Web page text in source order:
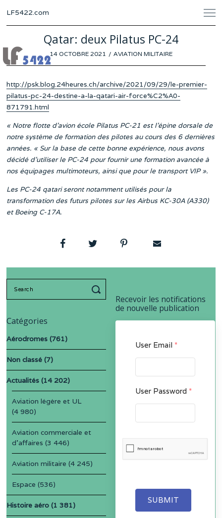
LF5422.com
Qatar: deux Pilatus PC-24
POSTED
ON
14 OCTOBRE 2021 30AVIATION MILITAIRE
http://psk.blog.24heures.ch/archive/2021/09/29/le-premier-
pilatus-pc-24-destine-a-la-qatari-air-force%C2%A0-
871791.html
« Notre flotte d’avion école Pilatus PC-21 est l’épine dorsale de
notre système de formation des pilotes au cours des 6 dernières
années. « Sur la base de cette bonne expérience, nous avons
décidé d’utiliser le PC-24 pour fournir une formation avancée à
nos équipages multimoteurs, ainsi que pour le transport VIP ».
Les PC-24 qatari seront notamment utilisés pour la
transformation des futurs pilotes sur les Airbus KC-30A (A330)
et Boeing C-17A.
Recevoir les notifications
de nouvelle publication
User Email *
User Password *
SUBMIT
Catégories
Aérodromes (761)
Non classé (7)
Actualités (14 202)
Aviation légère et UL
(4 980)
Aviation commerciale et
d'affaires (3 446)
Aviation militaire (4 245)
Espace (536)
Histoire aéro (1 381)